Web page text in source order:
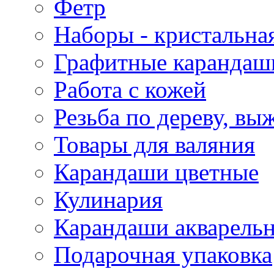
Фетр
Наборы -
Графитные
Работа с кожей
Резьба по дереву,
Товары для валяния
Карандаши цветные
Кулинария
Карандаши
Подарочная упаковка